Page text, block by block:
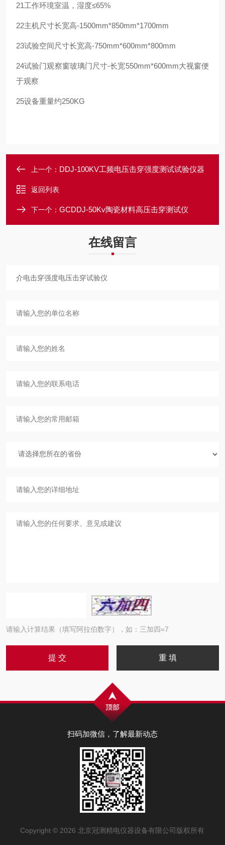
21工作环境室温，湿度≤65%
22主机尺寸长宽高-1500mm*850mm*1700mm
23试验空间尺寸长宽高-750mm*600mm*800mm
24试验门观察窗玻璃门尺寸-长宽550mm*600mm大视窗便
于观察
25设备重量约250KG
上一个： DDJ-100KV工频电压击穿强度测试试验仪器
返回列表
下一个： GCDDJ-50Kv陶瓷材料高压击穿测试仪
在线留言
请输入计算结果（填写阿拉伯数字），如：三加四=7
扫码加微信，了解最新动态
Copyright © 2026 北京冠测精电仪器设备有限公司版权所有